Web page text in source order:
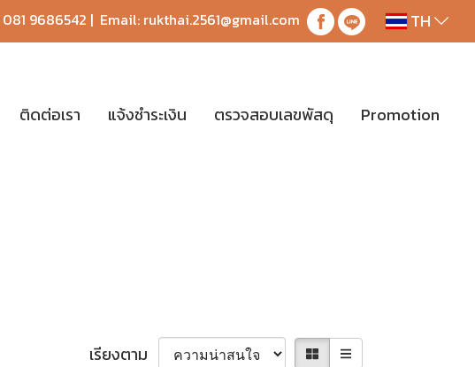
081 9686542 | Email: rukthai.2561@gmail.com TH
ติดต่อเรา แจ้งชำระเงิน ตรวจสอบเลขพัสดุ Promotion
เรียงตาม